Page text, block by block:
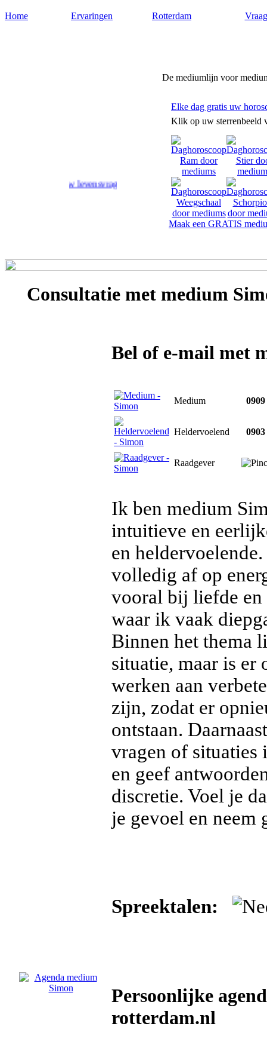
Home Ervaringen Rotterdam
De mediumlijn voor
op uw levensvragen.
Elke dag gratis uw
Klik op uw sterrenbeeld
Maak een GRATIS
Consultatie met medium
Bel of e-mail met
Medium
Heldervoelend
Raadgever
Ik ben medium
intuitieve en
en
volledig af op
vooral bij liefde en
waar ik vaak
Binnen het thema
situatie, maar is er
werken aan
zijn, zodat er
ontstaan.
vragen of situaties
en geef
discretie. Voel je
je gevoel en neem
Spreektalen:
Persoonlijke
rotterdam.nl